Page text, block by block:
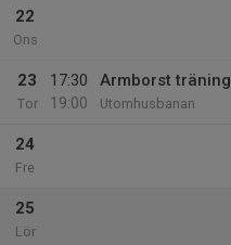
22
Ons
23
Tor
17:30
19:00
Armborst träning
Utomhusbanan
24
Fre
25
Lör